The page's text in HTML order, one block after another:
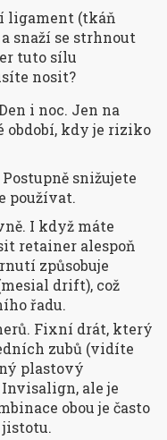
ligament (tkáň
snaží se strhnout
tuto sílu
nosit?
i noc. Jen na
období, kdy je riziko
snižujete
používat.
I když máte
retainer alespoň
způsobuje
drift), což
řadu.
Fixní drát, který
zubů (vidíte
plastový
ale je
obou je často